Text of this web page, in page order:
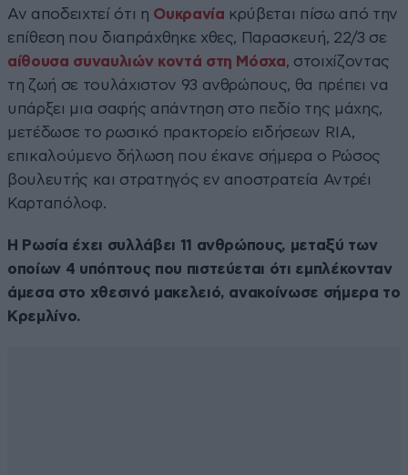
Αν αποδειχτεί ότι η Ουκρανία κρύβεται πίσω από την
επίθεση που διαπράχθηκε χθες, Παρασκευή, 22/3 σε
αίθουσα συναυλιών κοντά στη Μόσχα, στοιχίζοντας
τη ζωή σε τουλάχιστον 93 ανθρώπους, θα πρέπει να
υπάρξει μια σαφής απάντηση στο πεδίο της μάχης,
μετέδωσε το ρωσικό πρακτορείο ειδήσεων RIA,
επικαλούμενο δήλωση που έκανε σήμερα ο Ρώσος
βουλευτής και στρατηγός εν αποστρατεία Αντρέι
Καρταπόλοφ.
Η Ρωσία έχει συλλάβει 11 ανθρώπους, μεταξύ των
οποίων 4 υπόπτους που πιστεύεται ότι εμπλέκονταν
άμεσα στο χθεσινό μακελειό, ανακοίνωσε σήμερα το
Κρεμλίνο.